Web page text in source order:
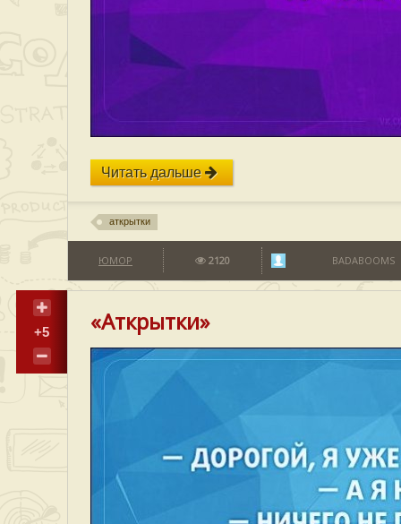
Читать дальше
аткрытки
ЮМОР 2120 BADABOOMS
+5 «Аткрытки»